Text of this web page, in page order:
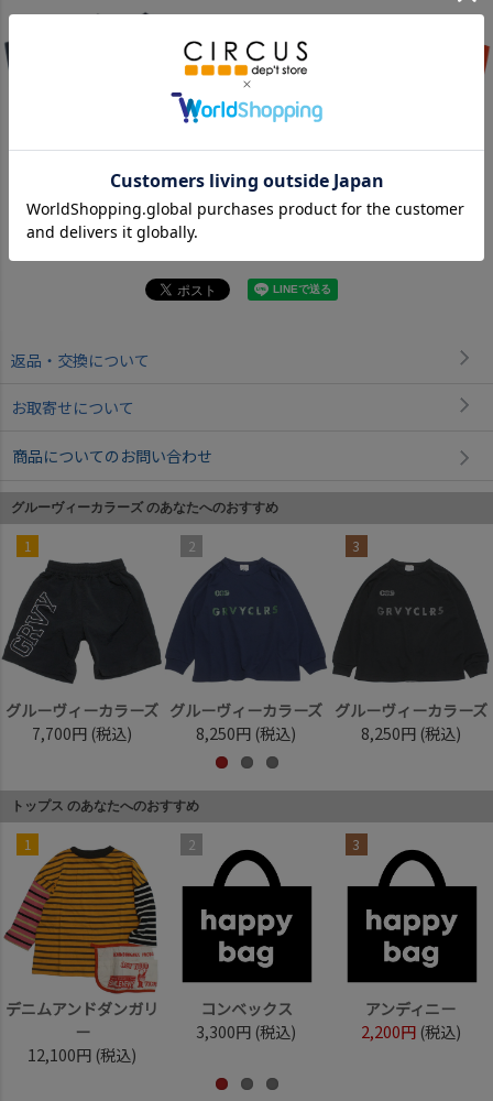
4NV紺
返品・交換について
お取寄せについて
商品についてのお問い合わせ
グルーヴィーカラーズ のあなたへのおすすめ
1
グルーヴィーカラーズ
7,700円 (税込)
2
グルーヴィーカラーズ
8,250円 (税込)
3
グルーヴィーカラーズ
8,250円 (税込)
トップス のあなたへのおすすめ
1
デニムアンドダンガリ
ー
12,100円 (税込)
2
コンベックス
3,300円 (税込)
3
アンディニー
2,200円 (税込)